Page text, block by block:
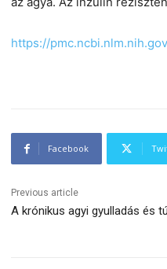
https://
Facebook
Previous article
A krónikus agyi gyulladás és